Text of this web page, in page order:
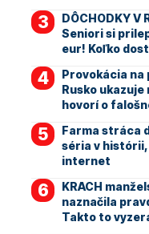
DÔCHODKY V
Seniori si
eur! Koľko
Provokácia na
Rusko ukazuje
hovorí o
Farma stráca
séria v
internet
KRACH
naznačila
Takto to